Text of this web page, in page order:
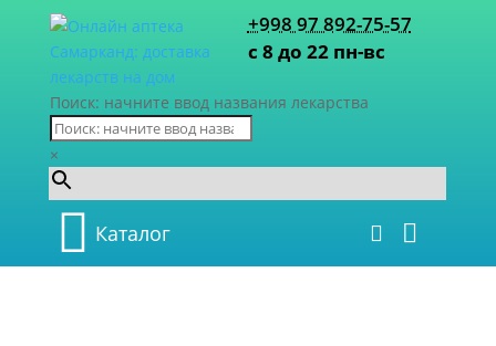
+998 97 892-75-57
с 8 до 22 пн-вс
Поиск: начните ввод названия лекарства
×
Каталог